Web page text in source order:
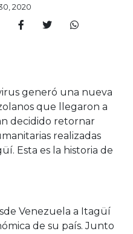
2020
generó una nueva
que llegaron a
decidido retornar
realizadas
Esta es la historia de
Venezuela a Itagüí
de su país. Junto